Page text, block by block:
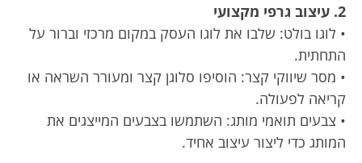
2. עיצוב גרפי מקצועי
• לוגו בולט: שלבו את לוגו העסק במקום מרכזי וברור על
התחתית.
• מסר שיווקי קצר: הוסיפו סלוגן קצר ומעורר השראה או
קריאה לפעולה.
• צבעים תואמי מותג: השתמשו בצבעים המייצגים את
המותג כדי ליצור עיצוב אחיד.